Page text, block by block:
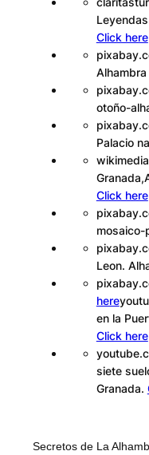
Click here
Alhambra
otoño-
Palacio
Click here
mosaico-
Leon.
here
en la
Click here
siete
Granada.
Secretos de La